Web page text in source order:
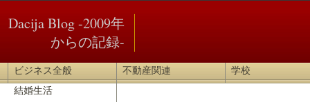
Dacija Blog -2009年
からの記録-
ビジネス全般 不動産関連
学校
結婚生活